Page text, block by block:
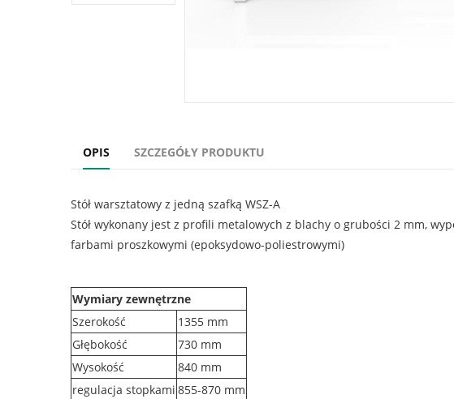
OPIS SZCZEGÓŁY PRODUKTU
Stół warsztatowy z jedną szafką WSZ-A
Stół wykonany jest z profili metalowych z blachy o grubości 2 mm,
farbami proszkowymi (epoksydowo-poliestrowymi)
Wymiary zewnętrzne
Szerokość
1355 mm
Głębokość
730 mm
Wysokość
840 mm
regulacja stopkami 855-870 mm